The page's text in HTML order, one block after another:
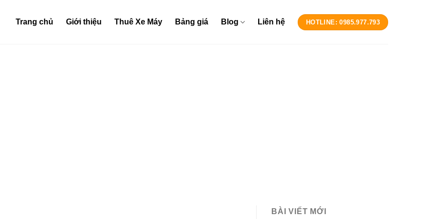
Trang chủ Giới thiệu Thuê Xe Máy Bảng giá Blog Liên hệ HOTLINE: 0985.977.793
BÀI VIẾT MỚI